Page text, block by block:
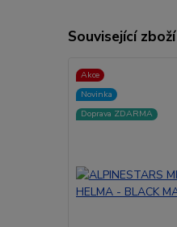
Související zboží
Akce
Novinka
Doprava ZDARMA